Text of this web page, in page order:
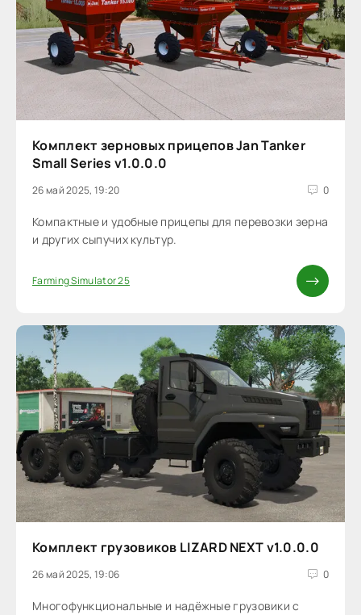
Комплект зерновых прицепов Jan Tanker
Small Series v1.0.0.0
26 май 2025, 19:20 0
Компактные и удобные прицепы для перевозки зерна
и других сыпучих культур.
Farming Simulator 25
Комплект грузовиков LIZARD NEXT v1.0.0.0
26 май 2025, 19:06 0
Многофункциональные и надёжные грузовики с